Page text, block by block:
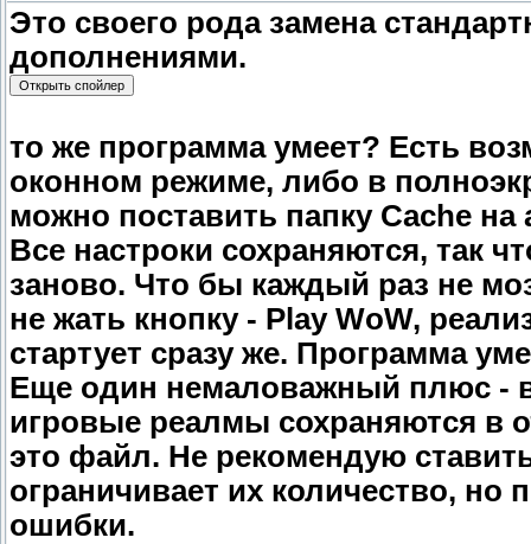
Это своего рода замена
дополнениями.
то же программа умеет? Есть
оконном режиме, либо в
можно поставить папку Cache на
Все настроки сохраняются, так
заново. Что бы каждый раз не
не жать кнопку - Play WoW,
стартует сразу же. Программа
Еще один немаловажный плюс -
игровые реалмы сохраняются в
это файл. Не рекомендую
ограничивает их количество,
ошибки.